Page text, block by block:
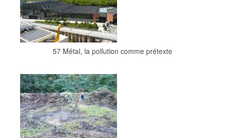
57 Métal, la pollution comme prétexte